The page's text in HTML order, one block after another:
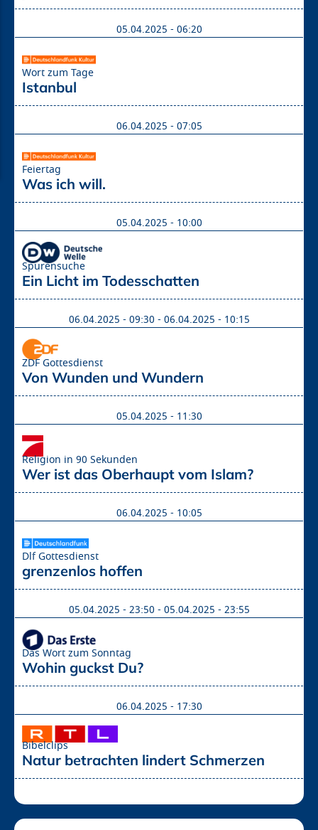
05.04.2025 - 06:20
Wort zum Tage
Istanbul
06.04.2025 - 07:05
Feiertag
Was ich will.
05.04.2025 - 10:00
Spurensuche
Ein Licht im Todesschatten
06.04.2025 - 09:30 - 06.04.2025 - 10:15
ZDF Gottesdienst
Von Wunden und Wundern
05.04.2025 - 11:30
Religion in 90 Sekunden
Wer ist das Oberhaupt vom Islam?
06.04.2025 - 10:05
Dlf Gottesdienst
grenzenlos hoffen
05.04.2025 - 23:50 - 05.04.2025 - 23:55
Das Wort zum Sonntag
Wohin guckst Du?
06.04.2025 - 17:30
Bibelclips
Natur betrachten lindert Schmerzen